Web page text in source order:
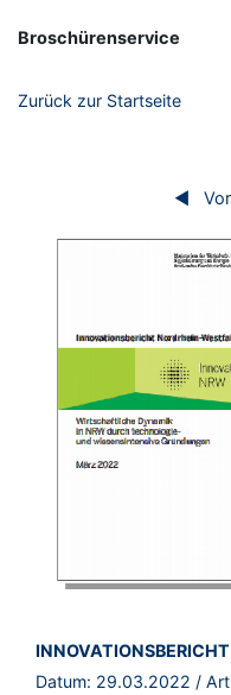
Broschürenservice
Zurück zur Startseite
BROSCHÜRE:
Datum: 29.03.2022 /